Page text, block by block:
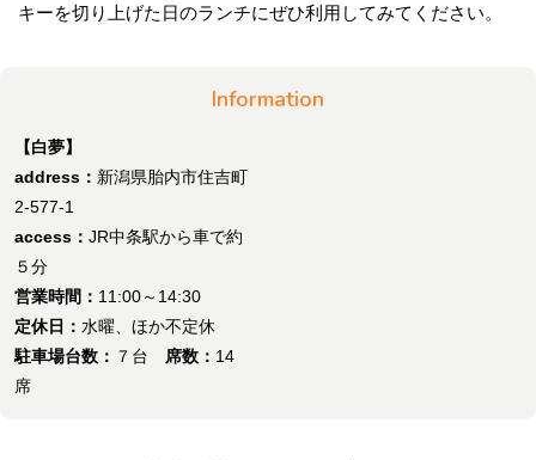
キーを切り上げた日のランチにぜひ利用してみてください。
Information
【白夢】
address： 新潟県胎内市住吉町
2-577-1
access： JR中条駅から車で約
５分
営業時間： 11:00～14:30
定休日： 水曜、ほか不定休
駐車場台数： ７台 席数： 14
席